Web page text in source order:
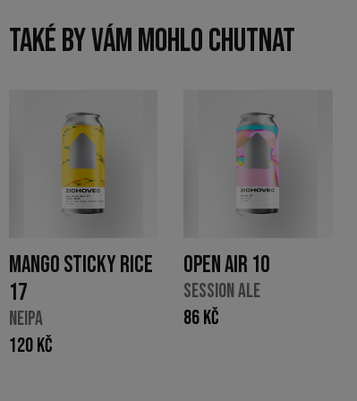
TAKÉ BY VÁM MOHLO CHUTNAT
MANGO STICKY RICE
17
NEIPA
120Kč
OPEN AIR 10
SESSION ALE
86Kč